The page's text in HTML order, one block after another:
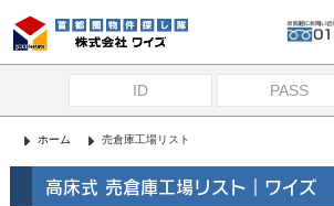
ホーム 売倉庫工場リスト
高床式 売倉庫工場リスト｜ワイズ